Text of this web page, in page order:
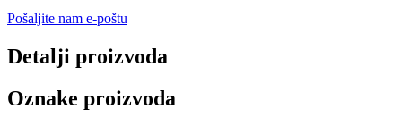
Pošaljite nam e-poštu
Detalji proizvoda
Oznake proizvoda